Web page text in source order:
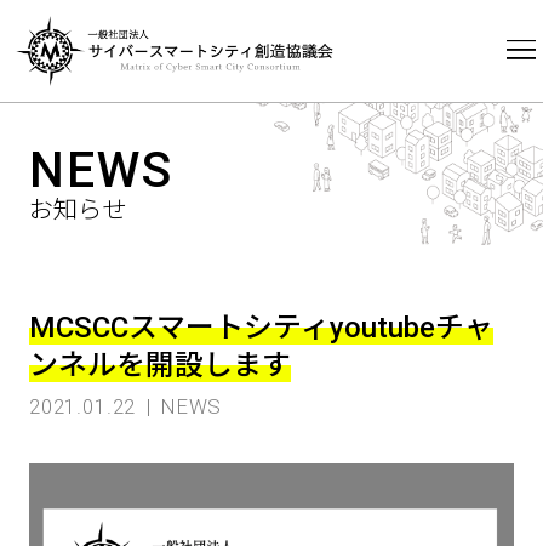
HOME NEWS
お知らせ
NEWS
MCSCCスマートシティyoutubeチャ
ンネルを開設します
2021.01.22 NEWS